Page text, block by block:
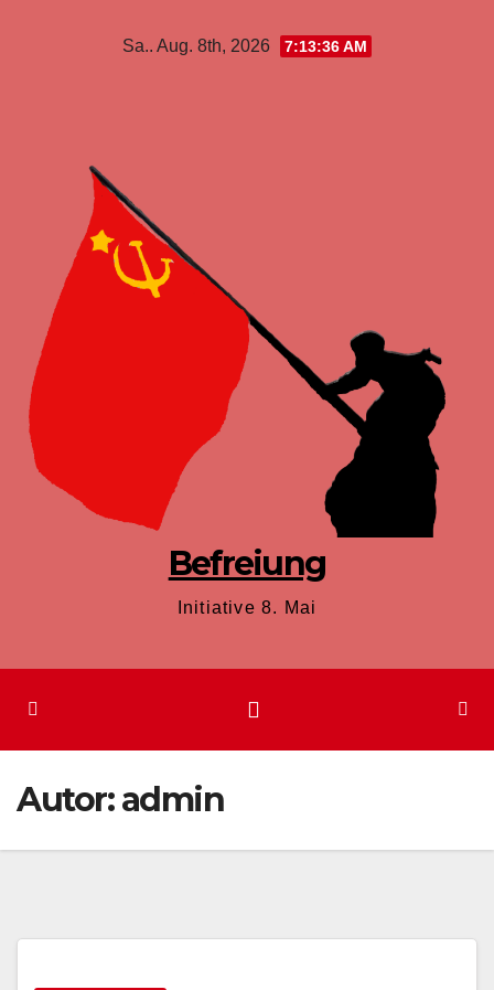
Sa.. Aug. 8th, 2026 7:13:36 AM
Befreiung
Initiative 8. Mai
Autor:admin